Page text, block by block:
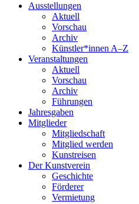
Ausstellungen
Aktuell
Vorschau
Archiv
Künstler*innen A–Z
Veranstaltungen
Aktuell
Vorschau
Archiv
Führungen
Jahresgaben
Mitglieder
Mitgliedschaft
Mitglied werden
Kunstreisen
Der Kunstverein
Geschichte
Förderer
Vermietung